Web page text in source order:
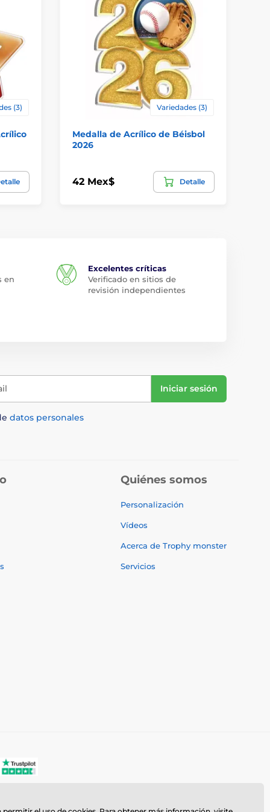
(3) Variedades (3)
Medalla de Acrílico de Béisbol
2026
42 Mex$ Detalle
en
Excelentes críticas
Verificado en sitios de
revisión independientes
Iniciar sesión
datos personales
Quiénes somos
Personalización
Vídeos
Acerca de Trophy monster
Servicios